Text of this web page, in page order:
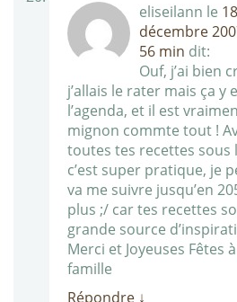
eliseilann le 18
décembre
56 min dit:
Ouf, j’ai bien
j’allais le rater mais ça y
l’agenda, et il est
mignon commte tout !
toutes tes recettes sous
c’est super pratique, je
va me suivre jusqu’en
plus ;/ car tes recettes
grande source
Merci et Joyeuses Fêtes
famille
Répondre ↓